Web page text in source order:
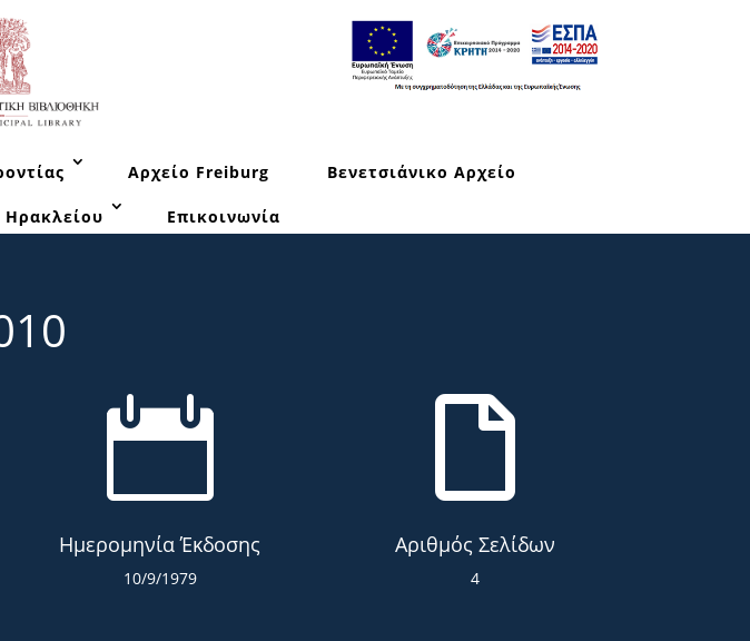
Αρχείο Freiburg Βενετσιάνικο Αρχείο
Ηρακλείου Επικοινωνία

Ημερομηνία Έκδοσης
10/9/1979

Αριθμός Σελίδων
4